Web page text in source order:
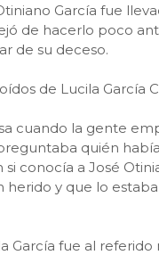
García fue
de hacerlo poco
de su deceso.
de Lucila García
cuando la gente
quién
conocía a José
y que lo
García fue al